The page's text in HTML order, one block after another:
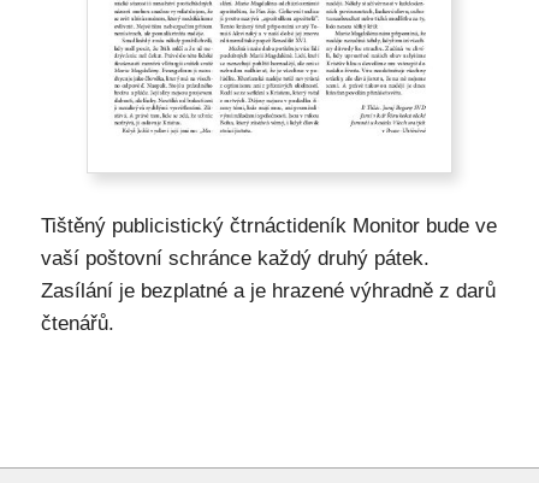
Tištěný publicistický čtrnáctideník Monitor bude ve
vaší poštovní schránce každý druhý pátek.
Zasílání je bezplatné a je hrazené výhradně z darů
čtenářů.